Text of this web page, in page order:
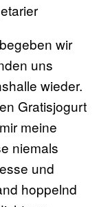
wir
uns
wieder.
Gratisjogurt
meine
niemals
und
hoppelnd